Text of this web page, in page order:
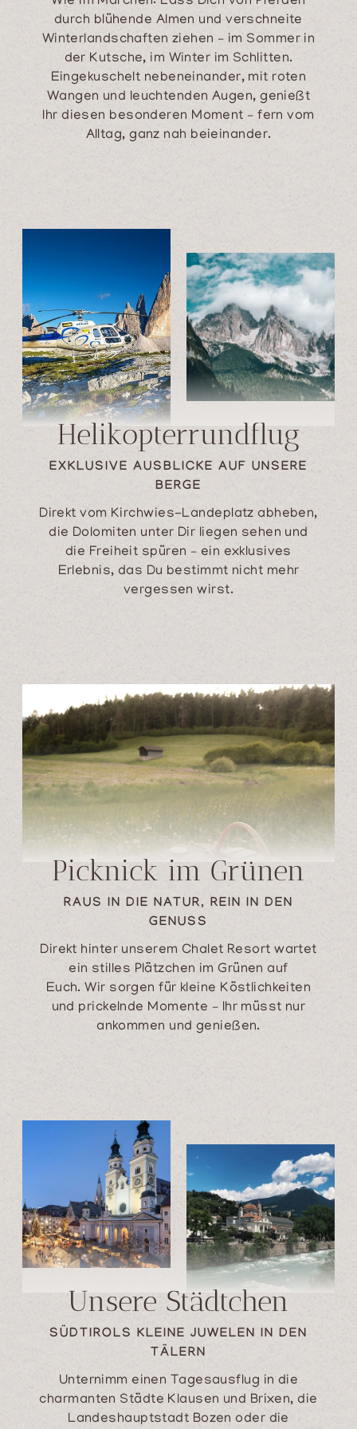
durch blühende Almen und verschneite
Winterlandschaften ziehen – im Sommer in
der Kutsche, im Winter im Schlitten.
Eingekuschelt nebeneinander, mit roten
Wangen und leuchtenden Augen, genießt
Ihr diesen besonderen Moment – fern vom
Alltag, ganz nah beieinander.
Helikopterrundflug
EXKLUSIVE AUSBLICKE AUF UNSERE
BERGE
Direkt vom Kirchwies-Landeplatz abheben,
die Dolomiten unter Dir liegen sehen und
die Freiheit spüren – ein exklusives
Erlebnis, das Du bestimmt nicht mehr
vergessen wirst.
Picknick im Grünen
RAUS IN DIE NATUR, REIN IN DEN
GENUSS
Direkt hinter unserem Chalet Resort wartet
ein stilles Plätzchen im Grünen auf
Euch. Wir sorgen für kleine Köstlichkeiten
und prickelnde Momente – Ihr müsst nur
ankommen und genießen.
Unsere Städtchen
SÜDTIROLS KLEINE JUWELEN IN DEN
TÄLERN
Unternimm einen Tagesausflug in die
charmanten Städte Klausen und Brixen, die
Landeshauptstadt Bozen oder die